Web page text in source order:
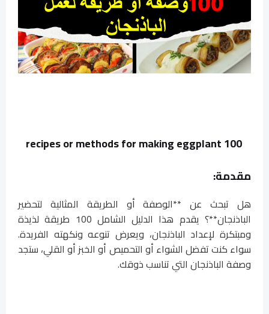
100 recipes or methods for making eggplant
مقدمة:
هل تبحث عن **الوصفة أو الطريقة المثالية لتحضير
الباذنجان**؟ يقدم هذا الدليل الشامل 100 طريقة لذيذة
ومبتكرة لإعداد الباذنجان، ويعرض تنوعه ونكهته الفريدة.
سواء كنت تفضل الشواء أو التحميص أو الخبز أو القلي، ستجد
وصفة الباذنجان التي تناسب ذوقك.